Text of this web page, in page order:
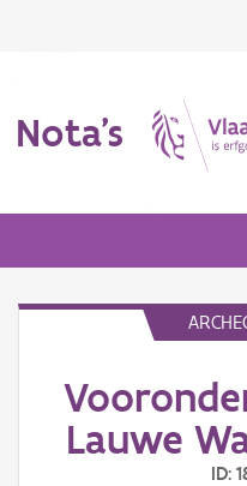
Nota's
Aanmelden
Lauwe
ID: